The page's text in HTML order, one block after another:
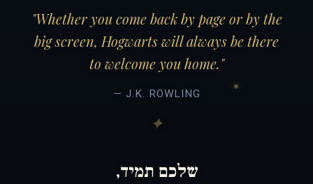
"Whether you come back by page or by the
big screen, Hogwarts will always be there
to welcome you home."
— J.K. ROWLING
שלכם תמיד,